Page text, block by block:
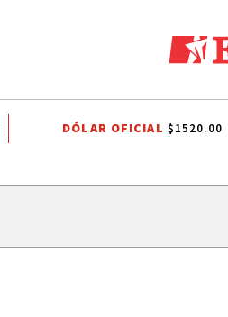
ENTREVISTA A DARÍO SZTAJNSZRAJBER
DÓLAR OFICIAL $1520.00